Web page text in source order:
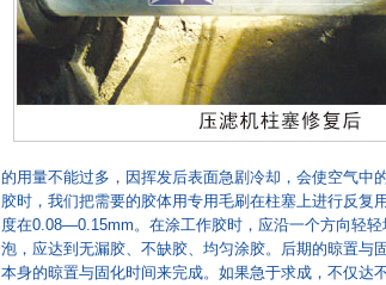
的用量不能过多，因挥发后表面急剧冷却，会使空气
胶时，我们把需要的胶体用专用毛刷在柱塞上进行反
度在0.08—0.15mm。在涂工作胶时，应沿一个方向轻
泡，应达到无漏胶、不缺胶、均匀涂胶。后期的晾置与
本身的晾置与固化时间来完成。如果急于求成，不仅达